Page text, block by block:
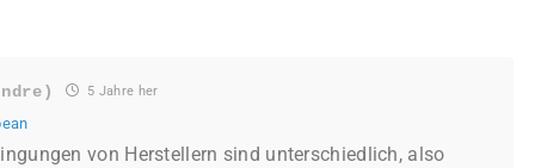
5 Jahre her
von Herstellern sind unterschiedlich, also